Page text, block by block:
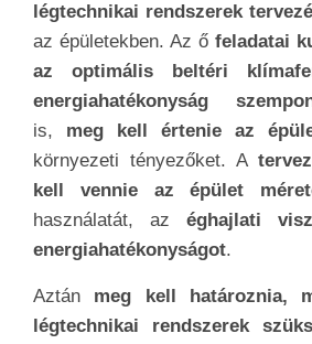
légtechnikai rendszerek
az épületekben. Az ő feladatai
az optimális beltéri
energiahatékonyság
is, meg kell értenie az
környezeti tényezőket. A
kell vennie az épület
használatát, az éghajlati
energiahatékonyságot.
Aztán meg kell határoznia,
légtechnikai rendszerek